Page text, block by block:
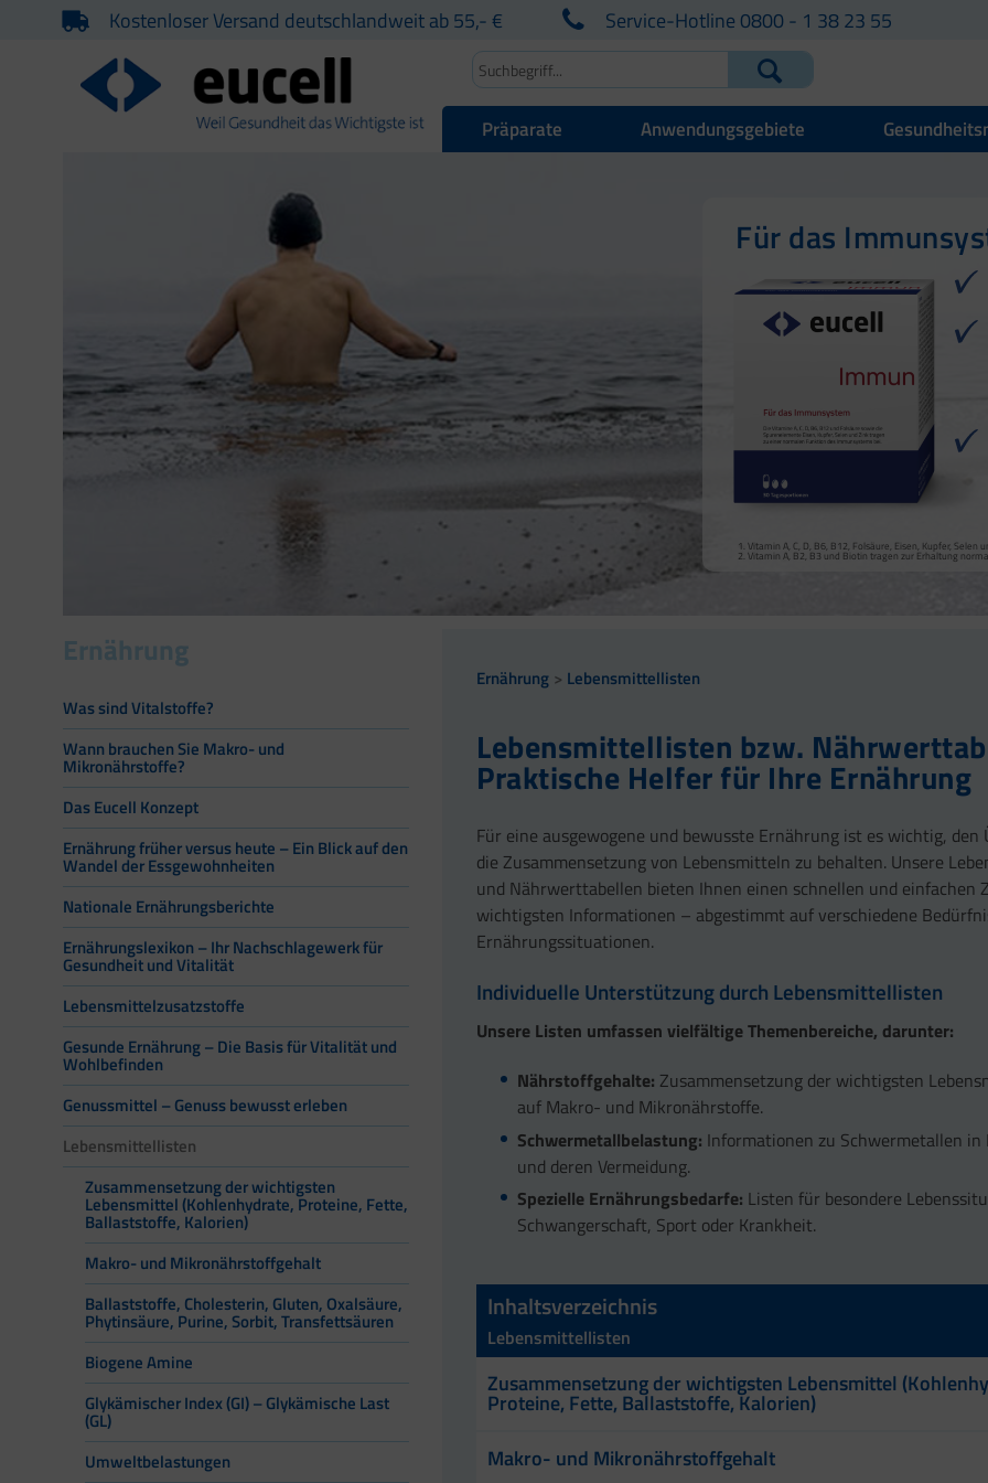
Kostenloser Versand deutschlandweit ab 55,- € Service-Hotline 0800 - 1 38 23 55
Präparate Anwendungsgebiete
Für das
Vitamin A, C, D, B6, B12, Folsäure, Eisen, Kupfer,
Vitamin A, B2, B3 und Biotin tragen zur Erhaltung
Für Haut, Haare
Selen, Zink und Biotin tragen zur Erhaltung gesunder
Selen und Zink tragen zur Erhaltung normaler Nägel bei.
Vitamin C, E, B2, Kupfer, Mangan, Selen und Zink
Für Ihre natürliche
sowie zu einem normalen Stoffwechsel von
Vitamin B2 und Biotin tragen zur Erhaltung normaler
Vitamin D und Zink tragen zur normalen Funktion des
Ernährung
Was sind Vitalstoffe?
Wann brauchen Sie Makro- und
Mikronährstoffe?
Das Eucell Konzept
Ernährung früher versus heute – Ein Blick auf den
Wandel der Essgewohnheiten
Nationale Ernährungsberichte
Ernährungslexikon – Ihr Nachschlagewerk für
Gesundheit und Vitalität
Lebensmittelzusatzstoffe
Gesunde Ernährung – Die Basis für Vitalität und
Wohlbefinden
Genussmittel – Genuss bewusst erleben
Lebensmittellisten
Zusammensetzung der wichtigsten
Lebensmittel (Kohlenhydrate, Proteine, Fette,
Ballaststoffe, Kalorien)
Makro- und Mikronährstoffgehalt
Ballaststoffe, Cholesterin, Gluten, Oxalsäure,
Phytinsäure, Purine, Sorbit, Transfettsäuren
Biogene Amine
Glykämischer Index (GI) – Glykämische Last
(GL)
Umweltbelastungen
Ernährung Lebensmittellisten
Lebensmittellisten bzw.
Praktische Helfer für Ihre Ernährung
Für eine ausgewogene und bewusste Ernährung ist es wichtig, den
die Zusammensetzung von Lebensmitteln zu behalten. Unsere
und Nährwerttabellen bieten Ihnen einen schnellen und einfachen
wichtigsten Informationen – abgestimmt auf verschiedene
Ernährungssituationen.
Individuelle Unterstützung durch Lebensmittellisten
Unsere Listen umfassen vielfältige Themenbereiche, darunter:
Nährstoffgehalte: Zusammensetzung der wichtigsten
auf Makro- und Mikronährstoffe.
Schwermetallbelastung: Informationen zu Schwermetallen
und deren Vermeidung.
Spezielle Ernährungsbedarfe: Listen für besondere
Schwangerschaft, Sport oder Krankheit.
Inhaltsverzeichnis
Lebensmittellisten
Zusammensetzung der wichtigsten Lebensmittel
Proteine, Fette, Ballaststoffe, Kalorien)
Makro- und Mikronährstoffgehalt